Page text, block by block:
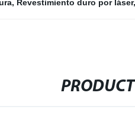
, Revestimiento duro por láser